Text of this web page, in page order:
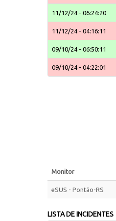
11/12/24 - 06:24:20
11/12/24 - 04:16:11
09/10/24 - 06:50:11
09/10/24 - 04:22:01
Monitor
eSUS - Pontão-RS
LISTA DE INCIDENTES